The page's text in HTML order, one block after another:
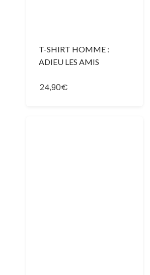
T-SHIRT HOMME :
ADIEU LES AMIS
24,90€